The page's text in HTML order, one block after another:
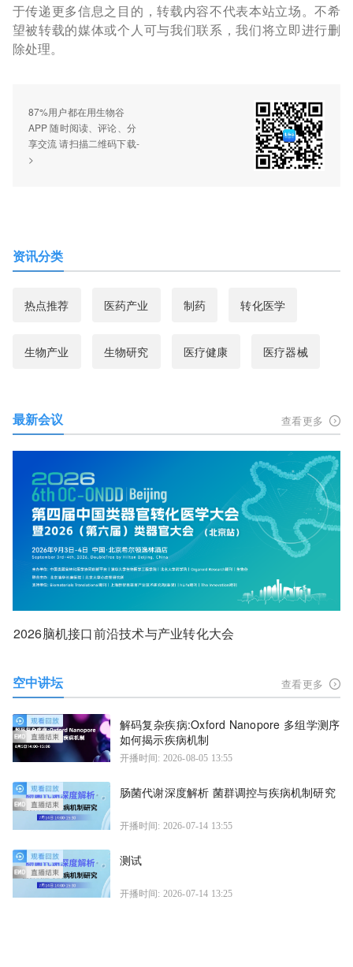
于传递更多信息之目的，转载内容不代表本站立场。不希
望被转载的媒体或个人可与我们联系，我们将立即进行删
除处理。
87%用户都在用生物谷
APP 随时阅读、评论、分
享交流 请扫描二维码下载-
>
资讯分类
热点推荐 医药产业 制药 转化医学
生物产业 生物研究 医疗健康 医疗器械
最新会议 查看更多
2026脑机接口前沿技术与产业转化大会
空中讲坛 查看更多
解码复杂疾病:Oxford Nanopore 多组学测序
如何揭示疾病机制
开播时间: 2026-08-05 13:55
肠菌代谢深度解析 菌群调控与疾病机制研究
开播时间: 2026-07-14 13:55
测试
开播时间: 2026-07-14 13:25